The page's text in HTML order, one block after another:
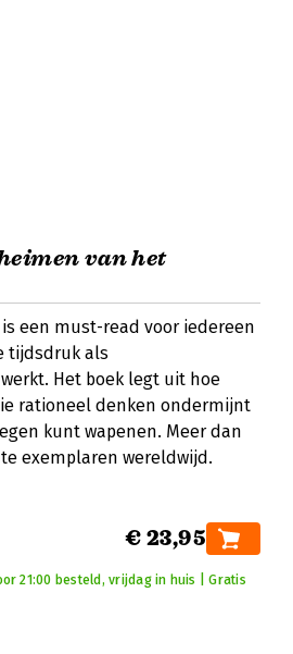
van het
een must-read voor iedereen
tijdsdruk als
Het boek legt uit hoe
rationeel denken ondermijnt
kunt wapenen. Meer dan
exemplaren wereldwijd.
€ 23,95
21:00 besteld, vrijdag in huis | Gratis